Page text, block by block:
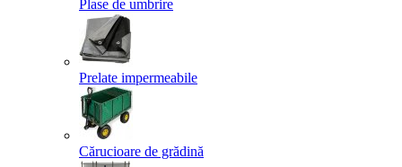
Plase de umbrire
Prelate impermeabile
Cărucioare de grădină